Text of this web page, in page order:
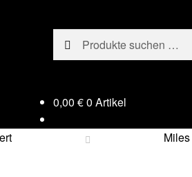
Suchen
nach:
Suchen
0,00 €0 Artikel
Miles